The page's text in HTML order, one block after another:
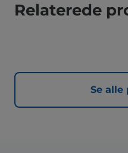
Relaterede
Se alle